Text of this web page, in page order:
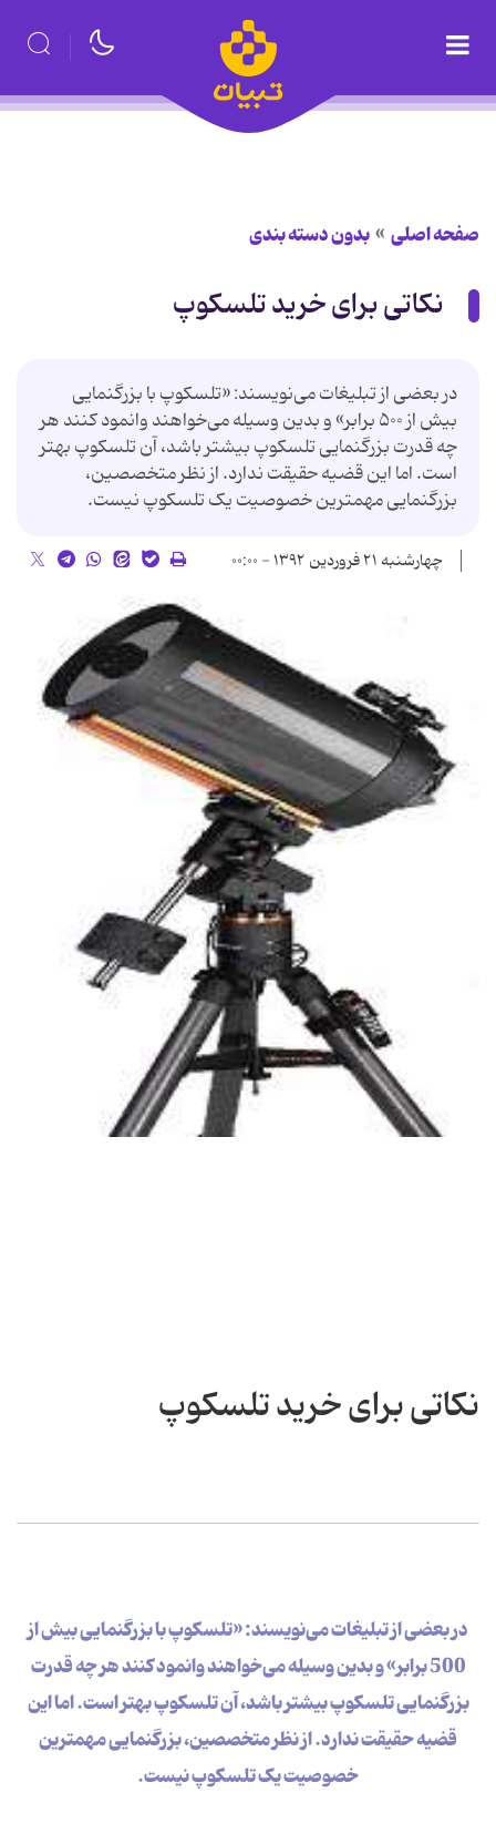
صفحه اصلی بدون دسته بندی
نکاتی برای خرید تلسکوپ
در بعضی از تبلیغات‌ می‌نویسند: «تلسکوپ با بزرگنمایی
بیش از ۵۰۰ برابر» و بدین وسیله می‌خواهند وانمود کنند هر
چه قدرت بزرگنمایی تلسکوپ بیشتر باشد، آن تلسکوپ بهتر
است. اما این قضیه حقیقت ندارد. از نظر متخصصین،
بزرگنمایی مهمترین خصوصیت یک تلسکوپ نیست.
چهارشنبه ۲۱ فروردین ۱۳۹۲ - ۰۰:۰۰
نکاتی برای خرید تلسکوپ
در بعضی از تبلیغات‌ می‌نویسند: «تلسکوپ با بزرگنمایی بیش از
500 برابر» و بدین وسیله می‌خواهند وانمود کنند هر چه قدرت
بزرگنمایی تلسکوپ بیشتر باشد، آن تلسکوپ بهتر است. اما این
قضیه حقیقت ندارد. از نظر متخصصین، بزرگنمایی مهمترین
خصوصیت یک تلسکوپ نیست.